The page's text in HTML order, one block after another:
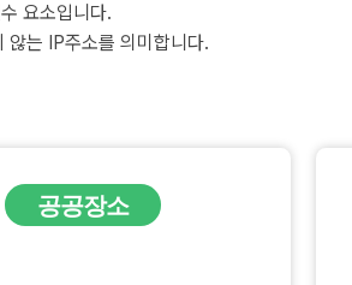
요소입니다.
않는 IP주소를 의미합니다.
공공장소